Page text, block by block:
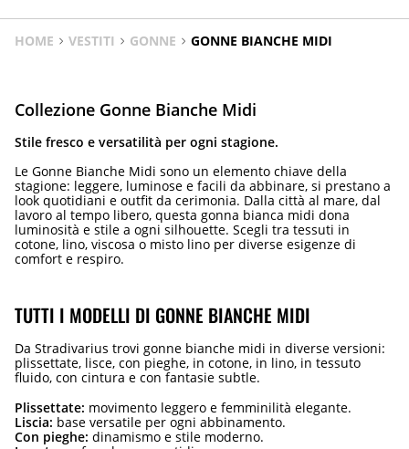
HOME VESTITI GONNE GONNE BIANCHE MIDI
Collezione Gonne Bianche Midi
Stile fresco e versatilità per ogni stagione.
Le Gonne Bianche Midi sono un elemento chiave della
stagione: leggere, luminose e facili da abbinare, si prestano a
look quotidiani e outfit da cerimonia. Dalla città al mare, dal
lavoro al tempo libero, questa gonna bianca midi dona
luminosità e stile a ogni silhouette. Scegli tra tessuti in
cotone, lino, viscosa o misto lino per diverse esigenze di
comfort e respiro.
TUTTI I MODELLI DI GONNE BIANCHE MIDI
Da Stradivarius trovi gonne bianche midi in diverse versioni:
plissettate, lisce, con pieghe, in cotone, in lino, in tessuto
fluido, con cintura e con fantasie subtle.
Plissettate: movimento leggero e femminilità elegante.
Liscia: base versatile per ogni abbinamento.
Con pieghe: dinamismo e stile moderno.